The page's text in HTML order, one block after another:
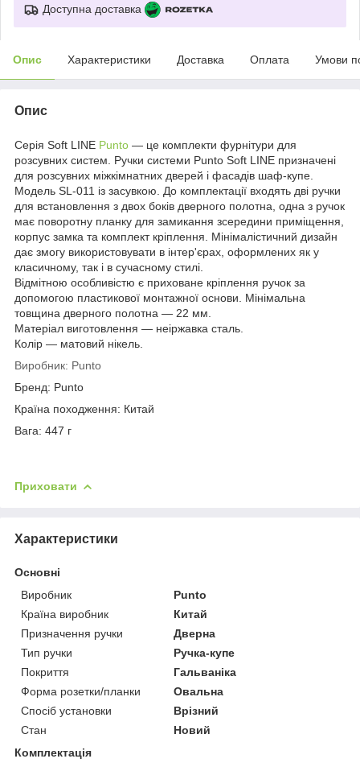
Доступна доставка
Опис Характеристики Доставка Оплата Умови
Опис
Серія Soft LINE Punto — це комплекти фурнітури для
розсувних систем. Ручки системи Punto Soft LINE призначені
для розсувних міжкімнатних дверей і фасадів шаф-купе.
Модель SL-011 із засувкою. До комплектації входять дві ручки
для встановлення з двох боків дверного полотна, одна з ручок
має поворотну планку для замикання зсередини приміщення,
корпус замка та комплект кріплення. Мінімалістичний дизайн
дає змогу використовувати в інтер'єрах, оформлених як у
класичному, так і в сучасному стилі.
Відмітною особливістю є приховане кріплення ручок за
допомогою пластикової монтажної основи. Мінімальна
товщина дверного полотна — 22 мм.
Матеріал виготовлення — неіржавка сталь.
Колір — матовий нікель.
Виробник: Punto
Бренд: Punto
Країна походження: Китай
Вага: 447 г
Приховати
Характеристики
Основні
Виробник
Punto
Країна виробник
Китай
Призначення ручки
Дверна
Тип ручки
Ручка-купе
Покриття
Гальваніка
Форма розетки/планки
Овальна
Спосіб установки
Врізний
Стан
Новий
Комплектація